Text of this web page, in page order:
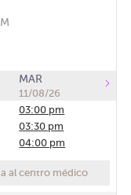
MAR
11/08/26
03:00 pm
03:30 pm
04:00 pm
al centro médico